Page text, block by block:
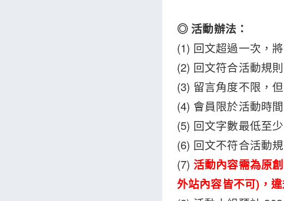
◎ 活動辦法：
(1) 回文超過一次，
(2) 回文符合活動規
(3) 留言角度不限，
(4) 會員限於活動時
(5) 回文字數最低至
(6) 回文不符合活動
(7) 活動內容需為原
外站內容皆不可)，